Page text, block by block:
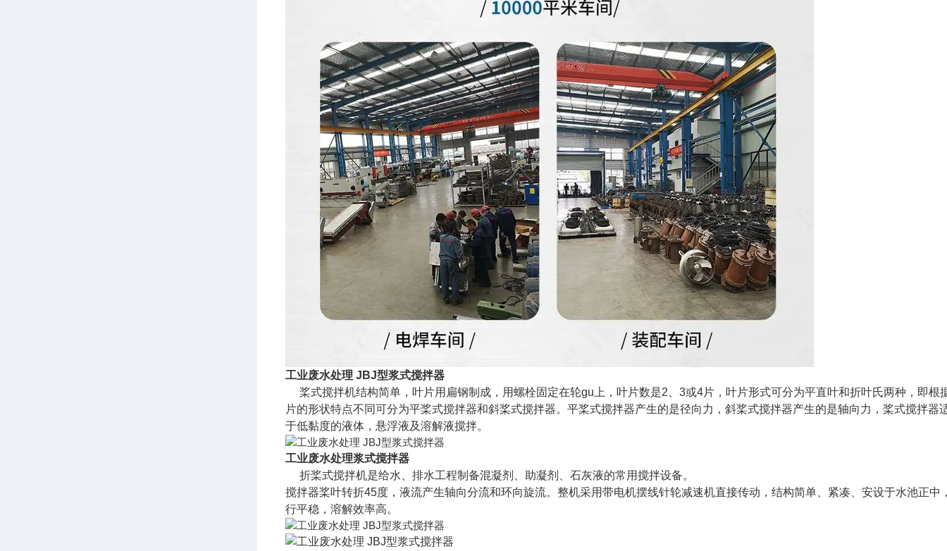
工业废水处理 JBJ型浆式搅拌器
桨式搅拌机结构简单，叶片用扁钢制成，用螺栓固定在轮gu上，叶片数是2、3或4片，叶片形式可分为平直叶和折叶氏两种，即根
片的形状特点不同可分为平桨式搅拌器和斜桨式搅拌器。平桨式搅拌器产生的是径向力，斜桨式搅拌器产生的是轴向力，桨式搅拌器
于低黏度的液体，悬浮液及溶解液搅拌。
工业废水处理浆式搅拌器
折桨式搅拌机是给水、排水工程制备混凝剂、助凝剂、石灰液的常用搅拌设备。
搅拌器桨叶转折45度，液流产生轴向分流和环向旋流。整机采用带电机摆线针轮减速机直接传动，结构简单、紧凑、安设于水池正中
行平稳，溶解效率高。